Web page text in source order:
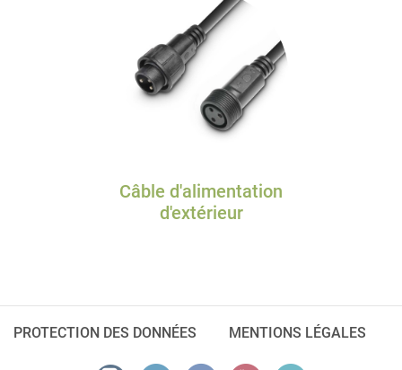
Câble d'alimentation
d'extérieur
PROTECTION DES DONNÉES MENTIONS LÉGALES